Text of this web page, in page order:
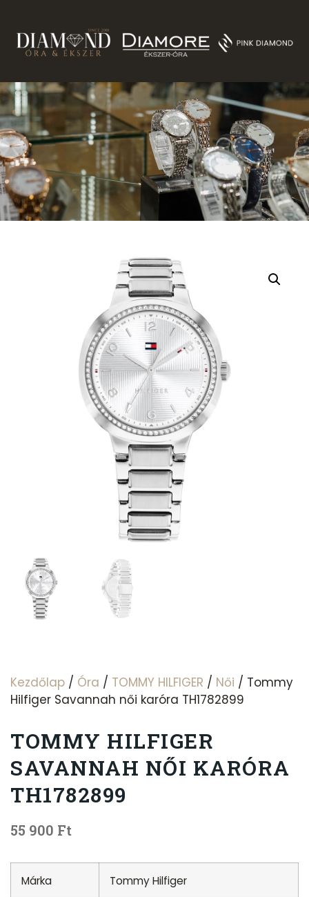
Kezdőlap / Óra / TOMMY HILFIGER / Női / Tommy
Hilfiger Savannah női karóra TH1782899
TOMMY HILFIGER
SAVANNAH NŐI KARÓRA
TH1782899
55 900 Ft
Márka Tommy Hilfiger